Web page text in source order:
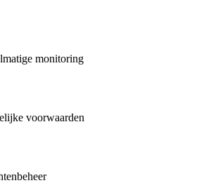
monitoring
voorwaarden